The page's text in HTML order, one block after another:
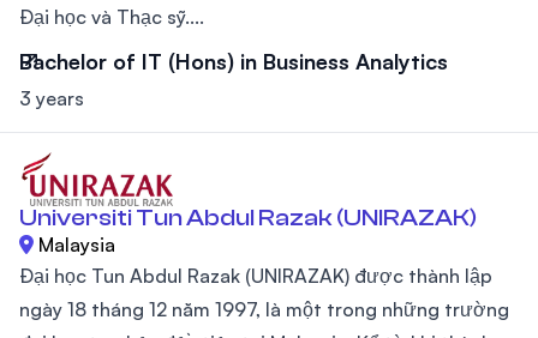
Đại học và Thạc sỹ....
Bachelor of IT (Hons) in Business Analytics
3 years
Universiti Tun Abdul Razak (UNIRAZAK)
Malaysia
Đại học Tun Abdul Razak (UNIRAZAK) được thành lập
ngày 18 tháng 12 năm 1997, là một trong những trường